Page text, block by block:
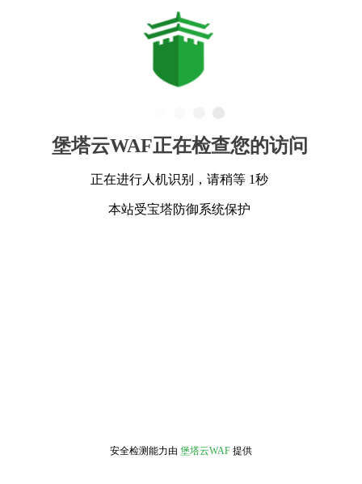
堡塔云WAF正在检查您的访问
正在进行人机识别，请稍等 1秒
本站受宝塔防御系统保护
安全检测能力由 堡塔云WAF 提供